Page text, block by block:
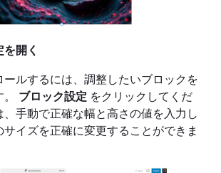
開く
ールするには、調整したいブロックを
ブロック設定 をクリックしてくだ
、手動で正確な幅と高さの値を入力し
イズを正確に変更することができま